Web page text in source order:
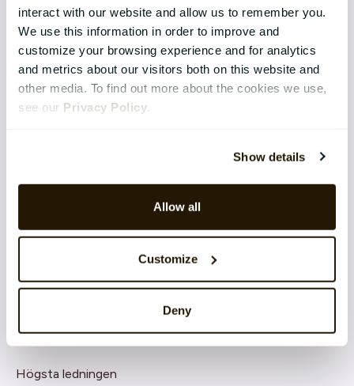
interact with our website and allow us to remember you.
We use this information in order to improve and
customize your browsing experience and for analytics
and metrics about our visitors both on this website and
other media. To find out more about the cookies we use,
see our Privacy Policy
Show details
Allow all
Customize
Deny
Support
Application Management Services
Säkerhet
Cloud architecture
Högsta ledningen